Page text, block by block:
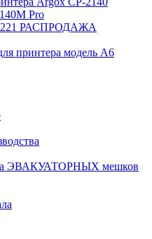
Pro
РАСПРОДАЖА
принтера модель А6
ЭВАКУАТОРНЫХ мешков